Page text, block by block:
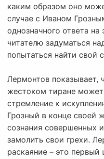
каким образом оно
случае с Иваном
однозначного ответа на
читателю задуматься
попытаться найти свой
Лермонтов показывает,
жестоком тиране может
стремление к
Грозный в конце своей
сознания совершенных
замолить свои грехи.
раскаяние – это